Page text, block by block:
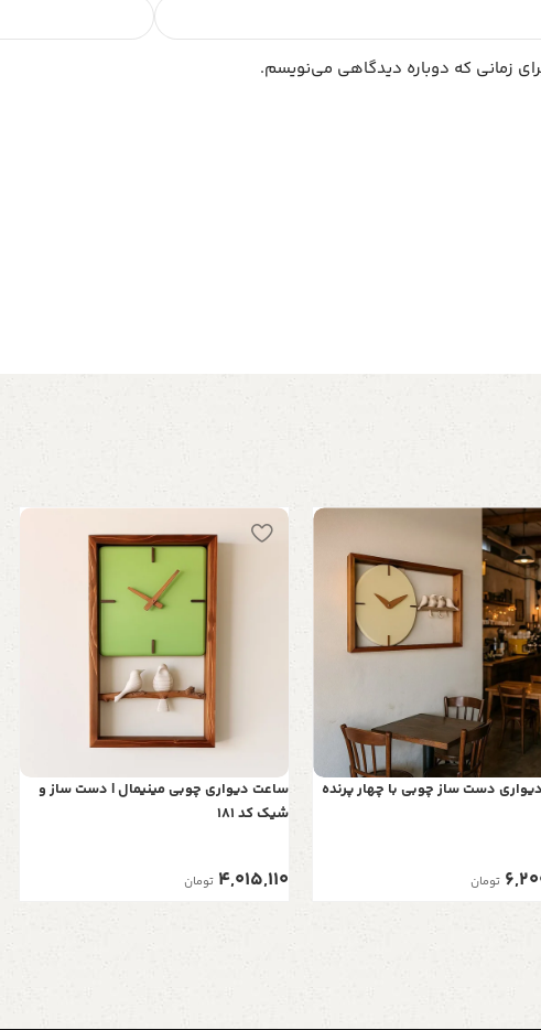
زمانی که دوباره دیدگاهی می‌نویسم.
دست ساز چوبی با چهار پرنده
تومان
ساعت دیواری چوبی مینیمال | دست ساز و
شیک کد 181
4,015,110 تومان